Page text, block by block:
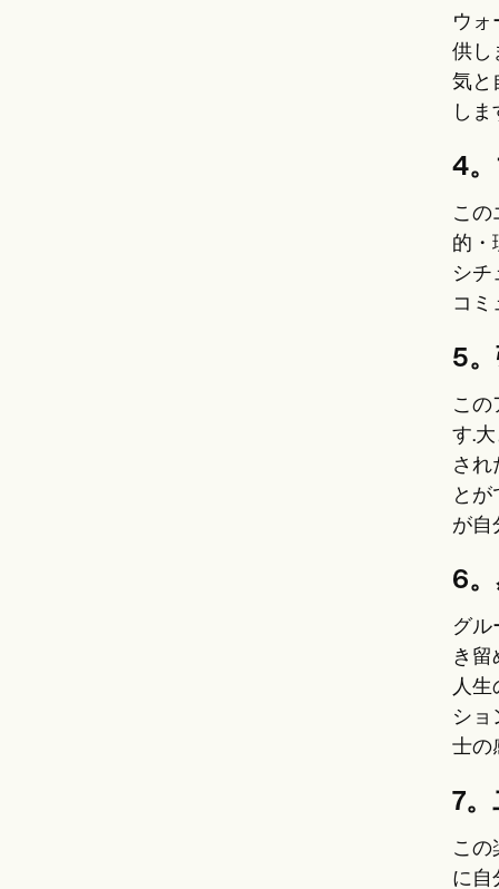
ウォ
供し
気と
しま
4
この
的・
シチ
コミ
5
この
す.
され
と
が自
6
グル
き留
人生
ショ
士の
7
この
に自